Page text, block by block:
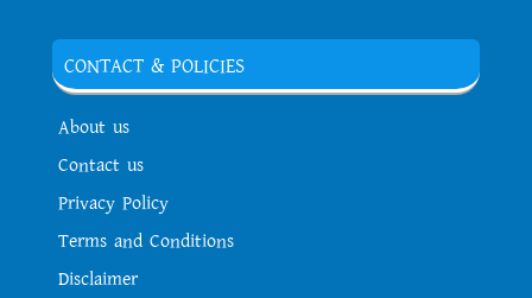
CONTACT & POLICIES
About us
Contact us
Privacy Policy
Terms and Conditions
Disclaimer